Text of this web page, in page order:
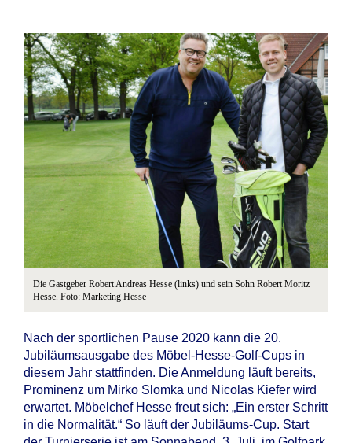
Die Gastgeber Robert Andreas Hesse (links) und sein Sohn Robert Moritz
Hesse. Foto: Marketing Hesse
Nach der sportlichen Pause 2020 kann die 20.
Jubiläumsausgabe des Möbel-Hesse-Golf-Cups in
diesem Jahr stattfinden. Die Anmeldung läuft bereits,
Prominenz um Mirko Slomka und Nicolas Kiefer wird
erwartet. Möbelchef Hesse freut sich: „Ein erster Schritt
in die Normalität.“ So läuft der Jubiläums-Cup. Start